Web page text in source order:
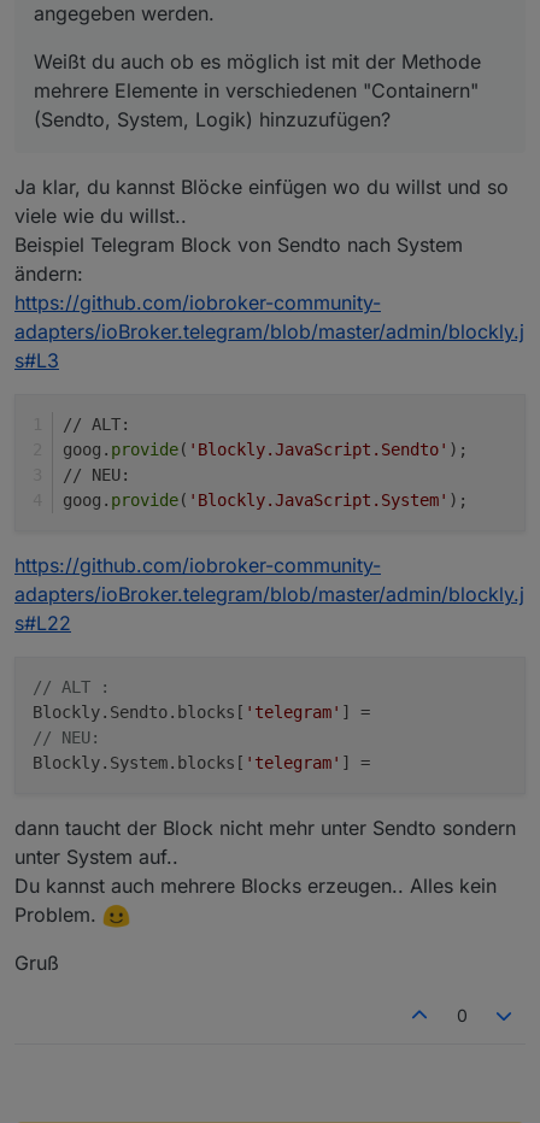
angegeben werden.
Weißt du auch ob es möglich ist mit der Methode
mehrere Elemente in verschiedenen "Containern"
(Sendto, System, Logik) hinzuzufügen?
Ja klar, du kannst Blöcke einfügen wo du willst und so
viele wie du willst..
Beispiel Telegram Block von Sendto nach System
ändern:
https://github.com/iobroker-community-
adapters/ioBroker.telegram/blob/master/admin/blockly.j
s#L3
// ALT:
goog. provide( 'Blockly.JavaScript.Sendto' );
// NEU:
goog. provide( 'Blockly.JavaScript.System' );
https://github.com/iobroker-community-
adapters/ioBroker.telegram/blob/master/admin/blockly.j
s#L22
// ALT :
Blockly.Sendto.blocks[ 'telegram'
// NEU:
Blockly.System.blocks[ 'telegram'
dann taucht der Block nicht mehr unter Sendto sondern
unter System auf..
Du kannst auch mehrere Blocks erzeugen.. Alles kein
Problem.
Gruß
0